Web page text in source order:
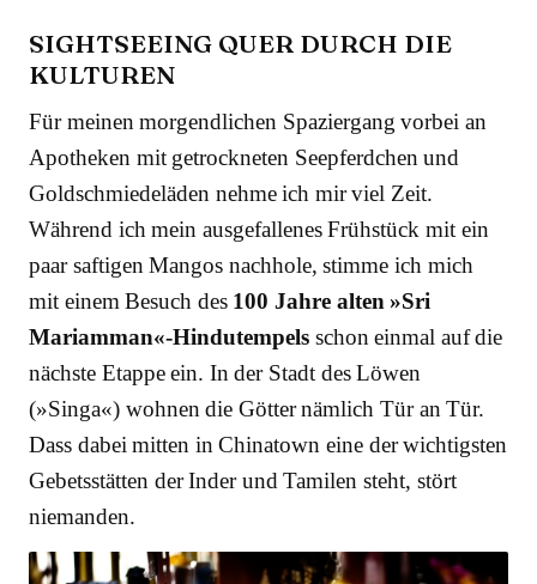
SIGHTSEEING QUER DURCH DIE
KULTUREN
Für meinen morgendlichen Spaziergang vorbei an
Apotheken mit getrockneten Seepferdchen und
Goldschmiedeläden nehme ich mir viel Zeit.
Während ich mein ausgefallenes Frühstück mit ein
paar saftigen Mangos nachhole, stimme ich mich
mit einem Besuch des100 Jahre alten »Sri
Mariamman«-Hindutempels schon einmal auf die
nächste Etappe ein. In der Stadt des Löwen
(»Singa«) wohnen die Götter nämlich Tür an Tür.
Dass dabei mitten in Chinatown eine der wichtigsten
Gebetsstätten der Inder und Tamilen steht, stört
niemanden.